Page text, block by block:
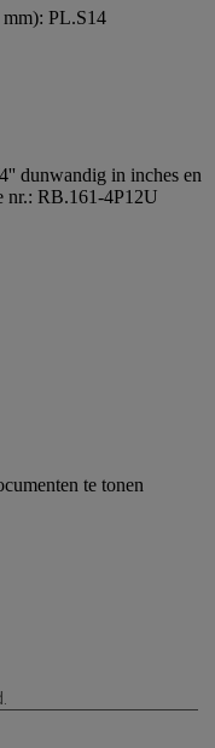
PL.S14
dunwandig in inches en
nr.: RB.161-4P12U
te tonen